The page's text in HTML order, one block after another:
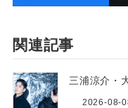
関連記事
三浦涼介・
2026-08-